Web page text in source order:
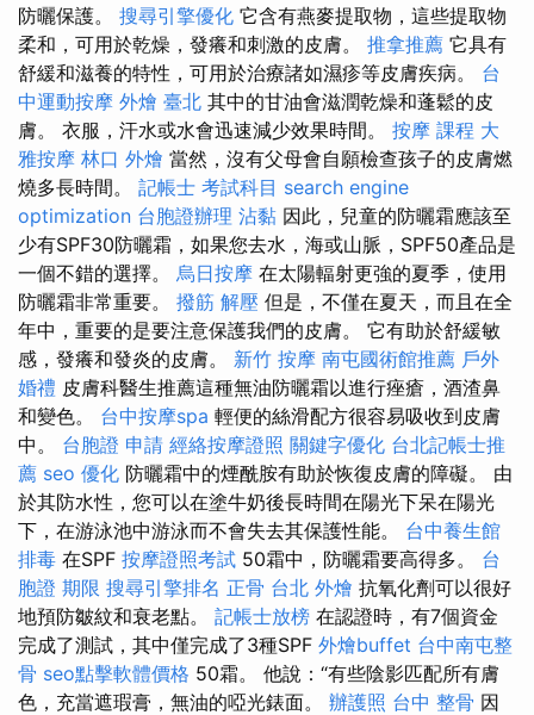
防曬保護。 搜尋引擎優化 它含有燕麥提取物，這些提取物
柔和，可用於乾燥，發癢和刺激的皮膚。 推拿推薦 它具有
舒緩和滋養的特性，可用於治療諸如濕疹等皮膚疾病。 台
中運動按摩 外燴 臺北 其中的甘油會滋潤乾燥和蓬鬆的皮
膚。 衣服，汗水或水會迅速減少效果時間。 按摩 課程 大
雅按摩 林口 外燴 當然，沒有父母會自願檢查孩子的皮膚燃
燒多長時間。 記帳士 考試科目 search engine
optimization 台胞證辦理 沾黏 因此，兒童的防曬霜應該至
少有SPF30防曬霜，如果您去水，海或山脈，SPF50產品是
一個不錯的選擇。 烏日按摩 在太陽輻射更強的夏季，使用
防曬霜非常重要。 撥筋 解壓 但是，不僅在夏天，而且在全
年中，重要的是要注意保護我們的皮膚。 它有助於舒緩敏
感，發癢和發炎的皮膚。 新竹 按摩 南屯國術館推薦 戶外
婚禮 皮膚科醫生推薦這種無油防曬霜以進行痤瘡，酒渣鼻
和變色。 台中按摩spa 輕便的絲滑配方很容易吸收到皮膚
中。 台胞證 申請 經絡按摩證照 關鍵字優化 台北記帳士推
薦 seo 優化 防曬霜中的煙酰胺有助於恢復皮膚的障礙。 由
於其防水性，您可以在塗牛奶後長時間在陽光下呆在陽光
下，在游泳池中游泳而不會失去其保護性能。 台中養生館
排毒 在SPF 按摩證照考試 50霜中，防曬霜要高得多。 台
胞證 期限 搜尋引擎排名 正骨 台北 外燴 抗氧化劑可以很好
地預防皺紋和衰老點。 記帳士放榜 在認證時，有7個資金
完成了測試，其中僅完成了3種SPF 外燴buffet 台中南屯整
骨 seo點擊軟體價格 50霜。 他說：“有些陰影匹配所有膚
色，充當遮瑕膏，無油的啞光錶面。 辦護照 台中 整骨 因